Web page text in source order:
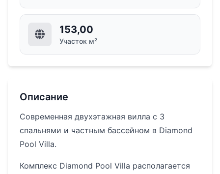
153,00
Участок м²
Описание
Современная двухэтажная вилла с 3
спальнями и частным бассейном в Diamond
Pool Villa.
Комплекс Diamond Pool Villa располагается